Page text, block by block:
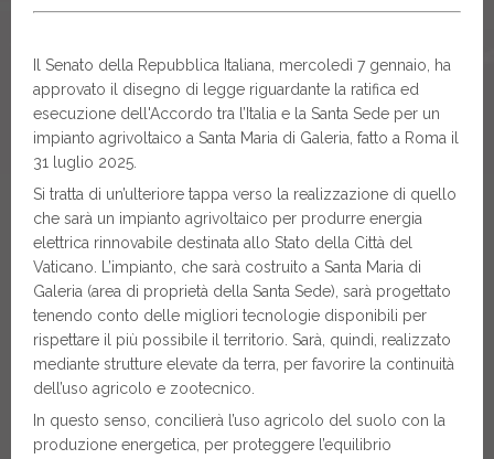
Il Senato della Repubblica Italiana, mercoledì 7 gennaio, ha
approvato il disegno di legge riguardante la ratifica ed
esecuzione dell'Accordo tra l’Italia e la Santa Sede per un
impianto agrivoltaico a Santa Maria di Galeria, fatto a Roma il
31 luglio 2025.
Si tratta di un’ulteriore tappa verso la realizzazione di quello
che sarà un impianto agrivoltaico per produrre energia
elettrica rinnovabile destinata allo Stato della Città del
Vaticano. L’impianto, che sarà costruito a Santa Maria di
Galeria (area di proprietà della Santa Sede), sarà progettato
tenendo conto delle migliori tecnologie disponibili per
rispettare il più possibile il territorio. Sarà, quindi, realizzato
mediante strutture elevate da terra, per favorire la continuità
dell’uso agricolo e zootecnico.
In questo senso, concilierà l’uso agricolo del suolo con la
produzione energetica, per proteggere l’equilibrio